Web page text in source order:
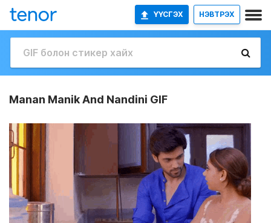
ҮҮСГЭХ НЭВТРЭХ
Manan Manik And Nandini GIF